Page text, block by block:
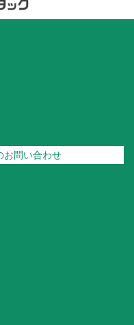
しました。
。よろしくお願いいたし
願いいたします。
期間は夏季休業しま
お問い合わせ